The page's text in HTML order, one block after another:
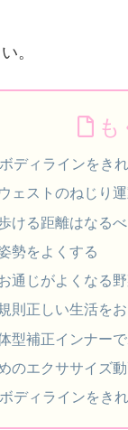
。
も
ディラインをき
ェストのねじり
ける距離はなる
勢をよくする
通じがよくなる
則正しい生活を
型補正インナー
のエクササイズ
ディラインを